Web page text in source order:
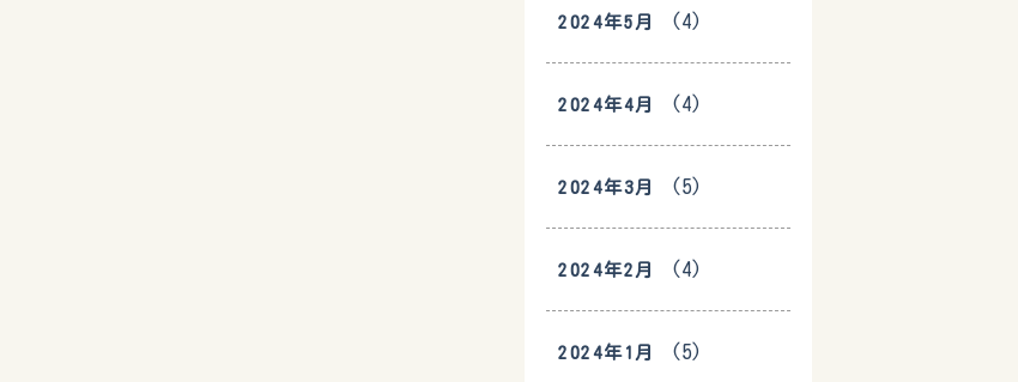
2024年5月 (4)
2024年4月 (4)
2024年3月 (5)
2024年2月 (4)
2024年1月 (5)